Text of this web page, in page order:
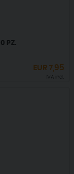
PZ.
EUR7,95
IVA incl.